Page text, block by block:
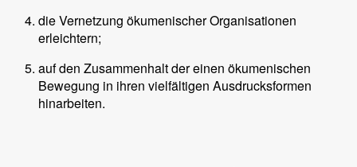
die Vernetzung ökumenischer Organisationen
erleichtern;
auf den Zusammenhalt der einen ökumenischen
Bewegung in ihren vielfältigen Ausdrucksformen
hinarbeiten.